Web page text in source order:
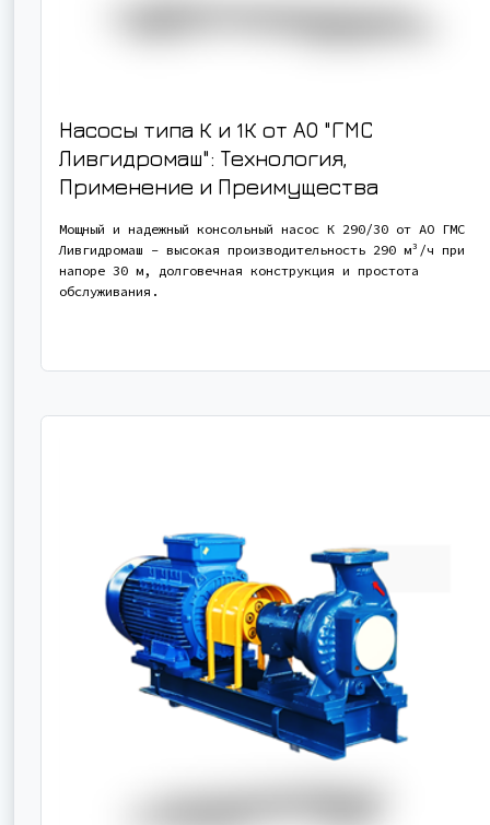
Насосы типа К и 1К от АО "ГМС
Ливгидромаш": Технология,
Применение и Преимущества
Мощный и надежный консольный насос К 290/30 от АО ГМС
Ливгидромаш - высокая производительность 290 м³/ч при
напоре 30 м, долговечная конструкция и простота
обслуживания.